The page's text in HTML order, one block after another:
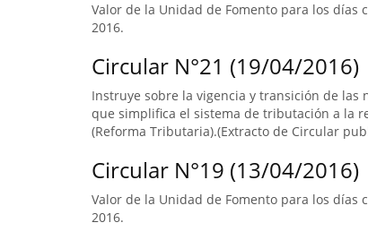
Valor de la Unidad de Fomento para los días
2016.
Circular N°21 (19/04/2016)
Instruye sobre la vigencia y transición de las
que simplifica el sistema de tributación a la
(Reforma Tributaria).(Extracto de Circular
Circular N°19 (13/04/2016)
Valor de la Unidad de Fomento para los días
2016.